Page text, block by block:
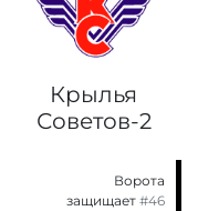
Крылья
Советов-2
Ворота
защищает#46